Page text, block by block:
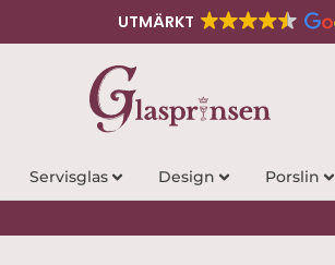
UTMÄRKT
Servisglas Design Porslin